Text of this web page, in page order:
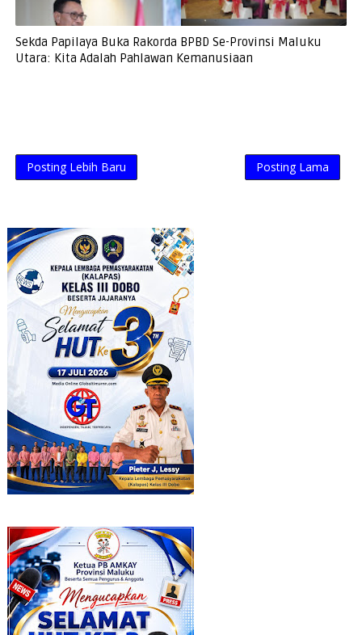
Sekda Papilaya Buka Rakorda BPBD Se-Provinsi Maluku
Utara: Kita Adalah Pahlawan Kemanusiaan
Posting Lebih Baru Posting Lama